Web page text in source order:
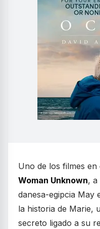
Uno de los filmes
Woman Unknown, a
danesa-egipcia May
la historia de Marie,
secreto ligado a su